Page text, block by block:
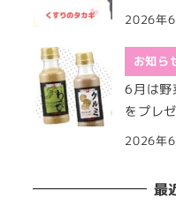
2026年
お知ら
6月は野
をプレ
2026年
最